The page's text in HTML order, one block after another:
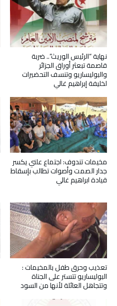
نهاية “الرئيس الوريث”.. ضربة
قاصمة تبعثر أوراق الجزائر
والبوليساريو وتنسف التحضيرات
لخليفة إبراهيم غالي
مخيمات تندوف: اجتماع علني يكسر
جدار الصمت وأصوات تطالب بإسقاط
قيادة ابراهيم غالي
تعذيب وحرق طفل بالمخيمات :
البوليساريو تتستر على الجناة
وتتجاهل العائلة لأنها من السود